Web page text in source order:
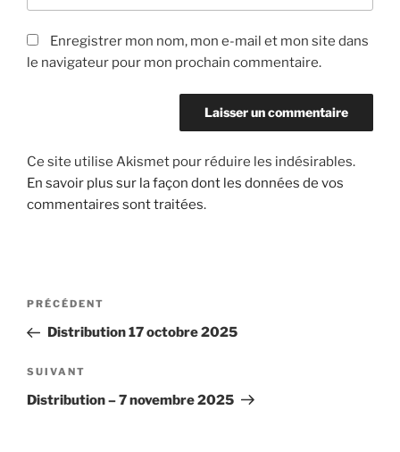
Enregistrer mon nom, mon e-mail et mon site dans
le navigateur pour mon prochain commentaire.
Ce site utilise Akismet pour réduire les indésirables.
En savoir plus sur la façon dont les données de vos
commentaires sont traitées.
Navigation
l’article
Article
précédent
PRÉCÉDENT
Distribution 17 octobre 2025
Article
suivant
SUIVANT
Distribution – 7 novembre 2025